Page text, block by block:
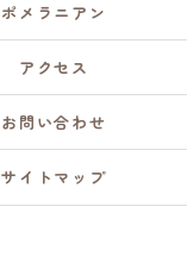
ポメラニアン
アクセス
お問い合わせ
サイトマップ